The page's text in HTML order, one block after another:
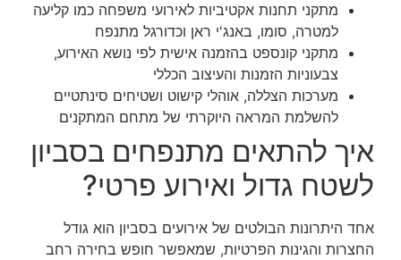
מתקני תחנות אקטיביות לאירועי משפחה כמו קליעה
למטרה, סומו, באנג'י ראן וכדורגל מתנפח
מתקני קונספט בהזמנה אישית לפי נושא האירוע,
צבעוניות הזמנות והעיצוב הכללי
מערכות הצללה, אוהלי קישוט ושטיחים סינתטיים
להשלמת המראה היוקרתי של מתחם המתקנים
איך להתאים מתנפחים בסביון
לשטח גדול ואירוע פרטי?
אחד היתרונות הבולטים של אירועים בסביון הוא גודל
החצרות והגינות הפרטיות, שמאפשר חופש בחירה רחב